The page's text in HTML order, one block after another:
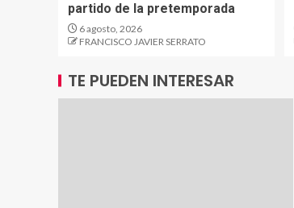
partido de la pretemporada
6 agosto, 2026
FRANCISCO JAVIER SERRATO
TE PUEDEN INTERESAR